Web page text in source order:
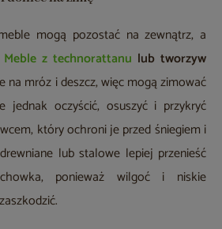
mogą pozostać na zewnątrz, a
Meble z technorattanu lub tworzyw
na mróz i deszcz, więc mogą zimować
jednak oczyścić, osuszyć i przykryć
który ochroni je przed śniegiem i
lub stalowe lepiej przenieść
ponieważ wilgoć i niskie